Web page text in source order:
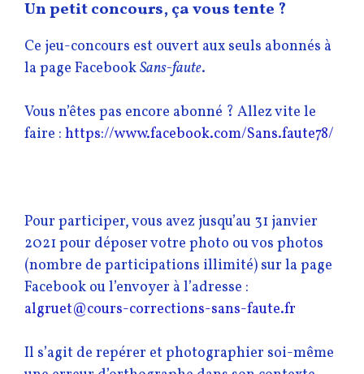
Un petit concours, ça vous tente ?
Ce jeu-concours est ouvert aux seuls abonnés à
la page FacebookSans-faute.
Vous n’êtes pas encore abonné ? Allez vite le
faire : https://www.facebook.com/Sans.faute78/
Pour participer, vous avez jusqu’au 31 janvier
2021 pour déposer votre photo ou vos photos
(nombre de participations illimité) sur la page
Facebook ou l’envoyer à l’adresse :
algruet@cours-corrections-sans-faute.fr
Il s’agit de repérer et photographier soi-même